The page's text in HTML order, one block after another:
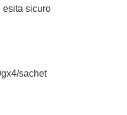
esita sicuro
sachet